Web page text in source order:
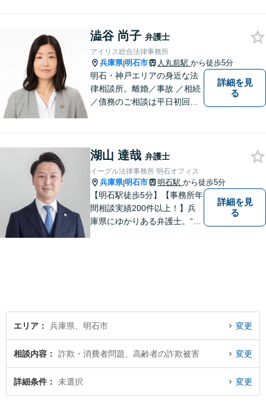
澁谷 尚子 弁護士
アイリス総合法律事務所
兵庫県|明石市 人丸前駅 から徒歩5分
明石・神戸エリアの身近な法
律相談所。離婚／事故 ／相続
／債務のご相談は平日初回３
詳細を見
る
湖山 達哉 弁護士
イーグル法律事務所 明石オフィス
兵庫県|明石市 明石駅 から徒歩5分
【明石駅徒歩5分】【事務所年
間相談実績200件以上！】兵
庫県にゆかりある弁護士。“プ
詳細を見
る
エリア 兵庫県、明石市 変更
相談内容 詐欺・消費者問題、高齢者の詐欺被害 変更
詳細条件 未選択 変更